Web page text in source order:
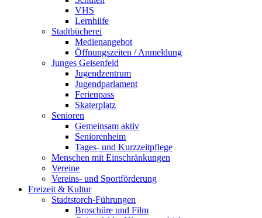
VHS
Lernhilfe
Stadtbücherei
Medienangebot
Öffnungszeiten / Anmeldung
Junges Geisenfeld
Jugendzentrum
Jugendparlament
Ferienpass
Skaterplatz
Senioren
Gemeinsam aktiv
Seniorenheim
Tages- und Kurzzeitpflege
Menschen mit Einschränkungen
Vereine
Vereins- und Sportförderung
Freizeit & Kultur
Stadtstorch-Führungen
Broschüre und Film